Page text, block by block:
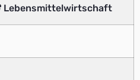
Lebensmittelwirtschaft